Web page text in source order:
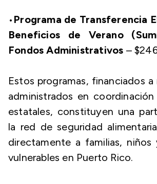
• Programa de Transferencia
Beneficios de Verano
Fondos Administrativos –
Estos programas, financiados
administrados en
estatales, constituyen una
la red de seguridad
directamente a familias, niños
vulnerables en Puerto Rico.